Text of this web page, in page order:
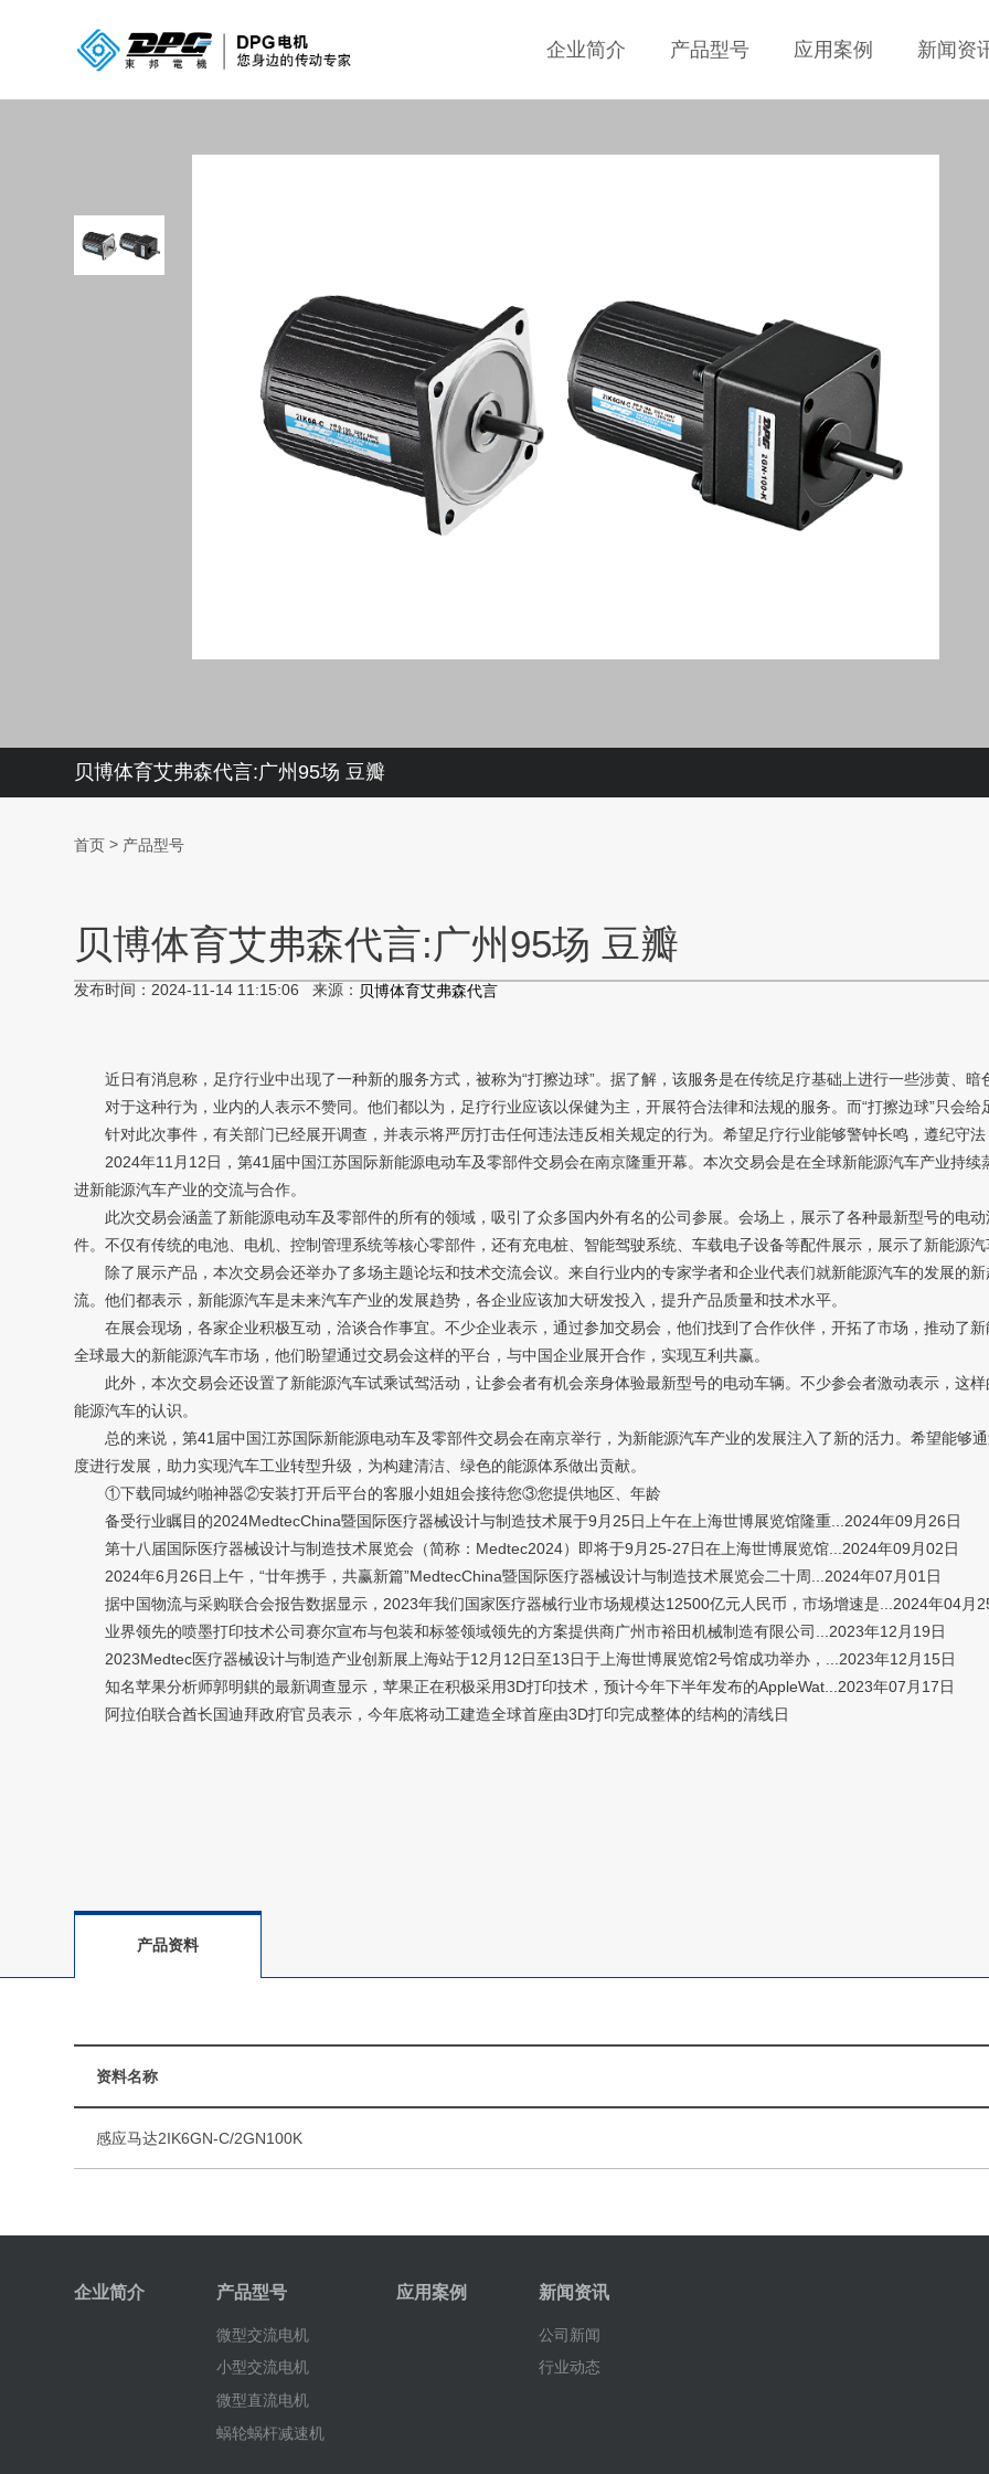
企业简介 产品型号 应用案例 新闻资
贝博体育艾弗森代言:广州95场 豆瓣
首页 > 产品型号
贝博体育艾弗森代言:广州95场 豆瓣
发布时间：2024-11-14 11:15:06 来源： 贝博体育艾弗森代言
近日有消息称，足疗行业中出现了一种新的服务方式，被称为“打擦边球”。据了解，该服务是在传统足疗基础上进行一些涉黄、暗
对于这种行为，业内的人表示不赞同。他们都以为，足疗行业应该以保健为主，开展符合法律和法规的服务。而“打擦边球”只会给
针对此次事件，有关部门已经展开调查，并表示将严厉打击任何违法违反相关规定的行为。希望足疗行业能够警钟长鸣，遵纪守法
2024年11月12日，第41届中国江苏国际新能源电动车及零部件交易会在南京隆重开幕。本次交易会是在全球新能源汽车产业持续
进新能源汽车产业的交流与合作。
此次交易会涵盖了新能源电动车及零部件的所有的领域，吸引了众多国内外有名的公司参展。会场上，展示了各种最新型号的电
件。不仅有传统的电池、电机、控制管理系统等核心零部件，还有充电桩、智能驾驶系统、车载电子设备等配件展示，展示了新能源
除了展示产品，本次交易会还举办了多场主题论坛和技术交流会议。来自行业内的专家学者和企业代表们就新能源汽车的发展的
流。他们都表示，新能源汽车是未来汽车产业的发展趋势，各企业应该加大研发投入，提升产品质量和技术水平。
在展会现场，各家企业积极互动，洽谈合作事宜。不少企业表示，通过参加交易会，他们找到了合作伙伴，开拓了市场，推动了
全球最大的新能源汽车市场，他们盼望通过交易会这样的平台，与中国企业展开合作，实现互利共赢。
此外，本次交易会还设置了新能源汽车试乘试驾活动，让参会者有机会亲身体验最新型号的电动车辆。不少参会者激动表示，这
能源汽车的认识。
总的来说，第41届中国江苏国际新能源电动车及零部件交易会在南京举行，为新能源汽车产业的发展注入了新的活力。希望能够
度进行发展，助力实现汽车工业转型升级，为构建清洁、绿色的能源体系做出贡献。
①下载同城约啪神器②安装打开后平台的客服小姐姐会接待您③您提供地区、年龄
备受行业瞩目的2024MedtecChina暨国际医疗器械设计与制造技术展于9月25日上午在上海世博展览馆隆重...2024年09月26日
第十八届国际医疗器械设计与制造技术展览会（简称：Medtec2024）即将于9月25-27日在上海世博展览馆...2024年09月02日
2024年6月26日上午，“廿年携手，共赢新篇”MedtecChina暨国际医疗器械设计与制造技术展览会二十周...2024年07月01日
据中国物流与采购联合会报告数据显示，2023年我们国家医疗器械行业市场规模达12500亿元人民币，市场增速是...2024年04月
业界领先的喷墨打印技术公司赛尔宣布与包装和标签领域领先的方案提供商广州市裕田机械制造有限公司...2023年12月19日
2023Medtec医疗器械设计与制造产业创新展上海站于12月12日至13日于上海世博展览馆2号馆成功举办，...2023年12月15日
知名苹果分析师郭明錤的最新调查显示，苹果正在积极采用3D打印技术，预计今年下半年发布的AppleWat...2023年07月17日
阿拉伯联合酋长国迪拜政府官员表示，今年底将动工建造全球首座由3D打印完成整体的结构的清线日
产品资料
资料名称
感应马达2IK6GN-C/2GN100K
企业简介 产品型号
微型交流电机
小型交流电机
微型直流电机
蜗轮蜗杆减速机
应用案例 新闻资讯
公司新闻
行业动态